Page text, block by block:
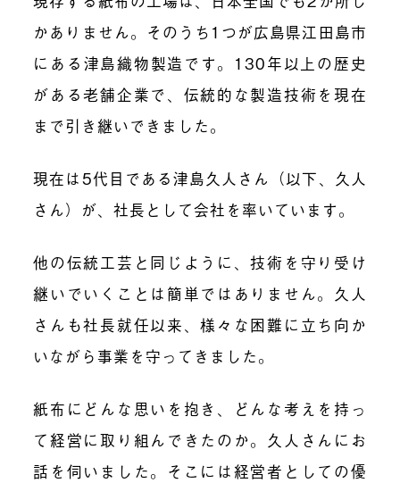
かありません。そのうち1つが広島県江田島市
にある津島織物製造です。130年以上の歴史
がある老舗企業で、伝統的な製造技術を現在
まで引き継いできました。
現在は5代目である津島久人さん（以下、久人
さん）が、社長として会社を率いています。
他の伝統工芸と同じように、技術を守り受け
継いでいくことは簡単ではありません。久人
さんも社長就任以来、様々な困難に立ち向か
いながら事業を守ってきました。
紙布にどんな思いを抱き、どんな考えを持っ
て経営に取り組んできたのか。久人さんにお
話を伺いました。そこには経営者としての優